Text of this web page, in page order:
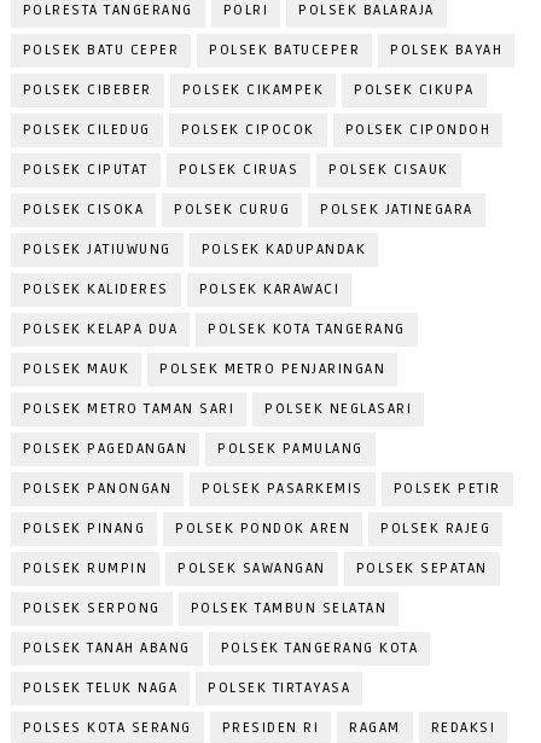
POLRESTA TANGERANG POLRI POLSEK BALARAJA
POLSEK BATU CEPER POLSEK BATUCEPER POLSEK BAYAH
POLSEK CIBEBER POLSEK CIKAMPEK POLSEK CIKUPA
POLSEK CILEDUG POLSEK CIPOCOK POLSEK CIPONDOH
POLSEK CIPUTAT POLSEK CIRUAS POLSEK CISAUK
POLSEK CISOKA POLSEK CURUG POLSEK JATINEGARA
POLSEK JATIUWUNG POLSEK KADUPANDAK
POLSEK KALIDERES POLSEK KARAWACI
POLSEK KELAPA DUA POLSEK KOTA TANGERANG
POLSEK MAUK POLSEK METRO PENJARINGAN
POLSEK METRO TAMAN SARI POLSEK NEGLASARI
POLSEK PAGEDANGAN POLSEK PAMULANG
POLSEK PANONGAN POLSEK PASARKEMIS POLSEK PETIR
POLSEK PINANG POLSEK PONDOK AREN POLSEK RAJEG
POLSEK RUMPIN POLSEK SAWANGAN POLSEK SEPATAN
POLSEK SERPONG POLSEK TAMBUN SELATAN
POLSEK TANAH ABANG POLSEK TANGERANG KOTA
POLSEK TELUK NAGA POLSEK TIRTAYASA
POLSES KOTA SERANG PRESIDEN RI RAGAM REDAKSI